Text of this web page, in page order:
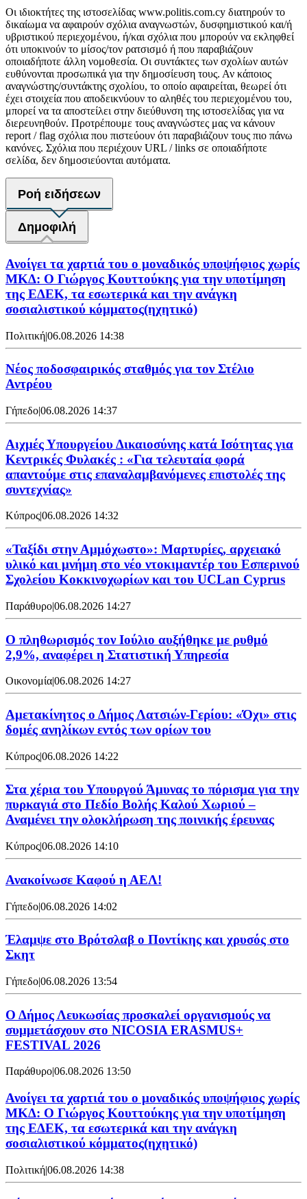
Οι ιδιοκτήτες της ιστοσελίδας www.politis.com.cy διατηρούν το
δικαίωμα να αφαιρούν σχόλια αναγνωστών, δυσφημιστικού και/ή
υβριστικού περιεχομένου, ή/και σχόλια που μπορούν να εκληφθεί
ότι υποκινούν το μίσος/τον ρατσισμό ή που παραβιάζουν
οποιαδήποτε άλλη νομοθεσία. Οι συντάκτες των σχολίων αυτών
ευθύνονται προσωπικά για την δημοσίευση τους. Αν κάποιος
αναγνώστης/συντάκτης σχολίου, το οποίο αφαιρείται, θεωρεί ότι
έχει στοιχεία που αποδεικνύουν το αληθές του περιεχομένου του,
μπορεί να τα αποστείλει στην διεύθυνση της ιστοσελίδας για να
διερευνηθούν. Προτρέπουμε τους αναγνώστες μας να κάνουν
report / flag σχόλια που πιστεύουν ότι παραβιάζουν τους πιο πάνω
κανόνες. Σχόλια που περιέχουν URL / links σε οποιαδήποτε
σελίδα, δεν δημοσιεύονται αυτόματα.
Ροή ειδήσεων
Δημοφιλή
Ανοίγει τα χαρτιά του ο μοναδικός υποψήφιος χωρίς
ΜΚΔ: Ο Γιώργος Κουττούκης για την υποτίμηση
της ΕΔΕΚ, τα εσωτερικά και την ανάγκη
σοσιαλιστικού κόμματος(ηχητικό)
Πολιτική|06.08.2026 14:38
Νέος ποδοσφαιρικός σταθμός για τον Στέλιο
Αντρέου
Γήπεδο|06.08.2026 14:37
Αιχμές Υπουργείου Δικαιοσύνης κατά Ισότητας για
Κεντρικές Φυλακές : «Για τελευταία φορά
απαντούμε στις επαναλαμβανόμενες επιστολές της
συντεχνίας»
Κύπρος|06.08.2026 14:32
«Ταξίδι στην Αμμόχωστο»: Μαρτυρίες, αρχειακό
υλικό και μνήμη στο νέο ντοκιμαντέρ του Εσπερινού
Σχολείου Κοκκινοχωρίων και του UCLan Cyprus
Παράθυρο|06.08.2026 14:27
Ο πληθωρισμός τον Ιούλιο αυξήθηκε με ρυθμό
2,9%, αναφέρει η Στατιστική Υπηρεσία
Οικονομία|06.08.2026 14:27
Αμετακίνητος ο Δήμος Λατσιών-Γερίου: «Όχι» στις
δομές ανηλίκων εντός των ορίων του
Κύπρος|06.08.2026 14:22
Στα χέρια του Υπουργού Άμυνας το πόρισμα για την
πυρκαγιά στο Πεδίο Βολής Καλού Χωριού –
Αναμένει την ολοκλήρωση της ποινικής έρευνας
Κύπρος|06.08.2026 14:10
Ανακοίνωσε Καφού η ΑΕΛ!
Γήπεδο|06.08.2026 14:02
Έλαμψε στο Βρότσλαβ ο Ποντίκης και χρυσός στο
Σκητ
Γήπεδο|06.08.2026 13:54
Ο Δήμος Λευκωσίας προσκαλεί οργανισμούς να
συμμετάσχουν στο NICOSIA ERASMUS+
FESTIVAL 2026
Παράθυρο|06.08.2026 13:50
Ανοίγει τα χαρτιά του ο μοναδικός υποψήφιος χωρίς
ΜΚΔ: Ο Γιώργος Κουττούκης για την υποτίμηση
της ΕΔΕΚ, τα εσωτερικά και την ανάγκη
σοσιαλιστικού κόμματος(ηχητικό)
Πολιτική|06.08.2026 14:38